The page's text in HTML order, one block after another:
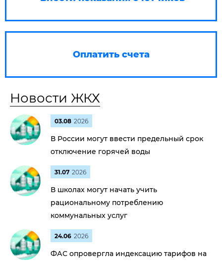
Оплатить счета
Новости ЖКХ
03.08 2026
В России могут ввести предельный срок
отключение горячей воды
31.07 2026
В школах могут начать учить
рациональному потреблению
коммунальных услуг
24.06 2026
ФАС опровергла индексацию тарифов на